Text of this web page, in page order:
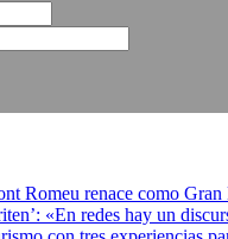
Romeu renace como
«En redes hay un